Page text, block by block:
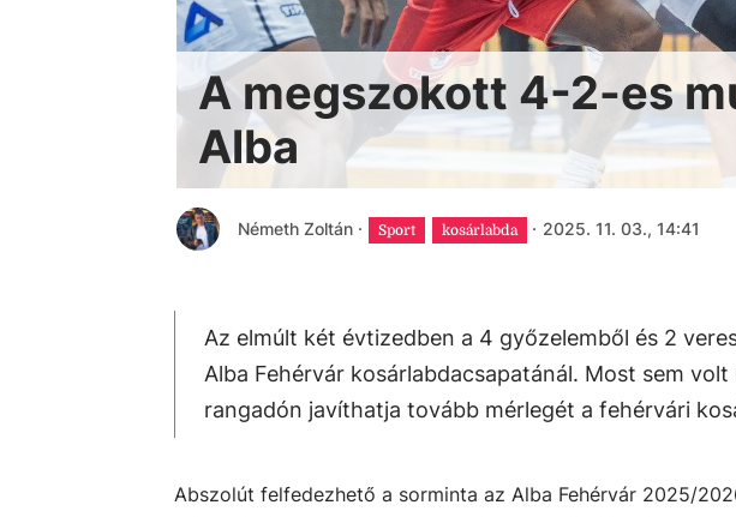
A megszokott 4-2-es
Alba
Németh Zoltán · Sport kosárlabda · 2025. 11. 03., 14:41
Az elmúlt két évtizedben a 4 győzelemből és 2
Alba Fehérvár kosárlabdacsapatánál. Most sem
rangadón javíthatja tovább mérlegét a fehérvári
Abszolút felfedezhető a sorminta az Alba Fehérvár 2025/